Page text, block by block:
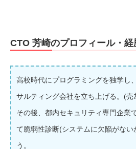
CTO 芳崎のプロフィール・経
高校時代にプログラミングを独学し
サルティング会社を立ち上げる。(売
その後、都内セキュリティ専門企業
て脆弱性診断(システムに欠陥がな
う。